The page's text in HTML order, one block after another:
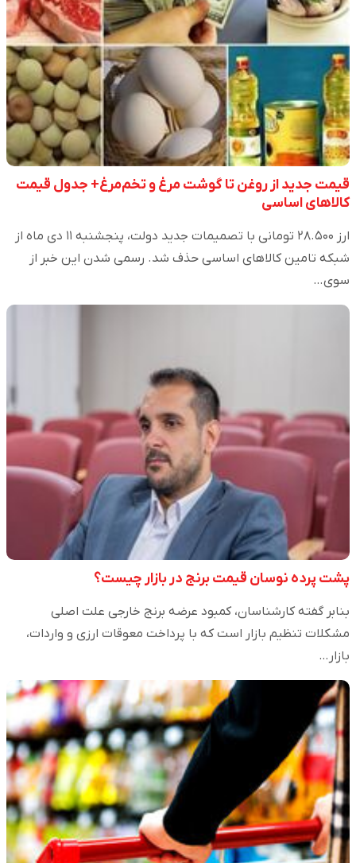
قیمت جدید از روغن تا گوشت مرغ و تخم‌مرغ+ جدول قیمت
کالاهای اساسی
ارز ۲۸.۵۰۰ تومانی با تصمیمات جدید دولت، پنجشنبه ۱۱ دی ماه از
شبکه تامین کالاهای اساسی حذف شد. رسمی شدن این خبر از
سوی…
پشت پرده نوسان قیمت برنج در بازار چیست؟
بنابر گفته کارشناسان، کمبود عرضه برنج خارجی علت اصلی
مشکلات تنظیم بازار است که با پرداخت معوقات ارزی و واردات،
بازار…